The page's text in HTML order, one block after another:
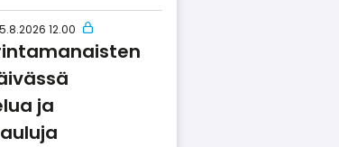
5.8.2026 12.00
ja